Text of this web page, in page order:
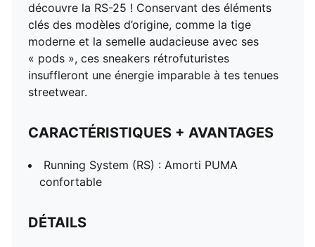
découvre la RS-25 ! Conservant des éléments
clés des modèles d’origine, comme la tige
moderne et la semelle audacieuse avec ses
« pods », ces sneakers rétrofuturistes
insuffleront une énergie imparable à tes tenues
streetwear.
CARACTÉRISTIQUES + AVANTAGES
Running System (RS) : Amorti PUMA
confortable
DÉTAILS